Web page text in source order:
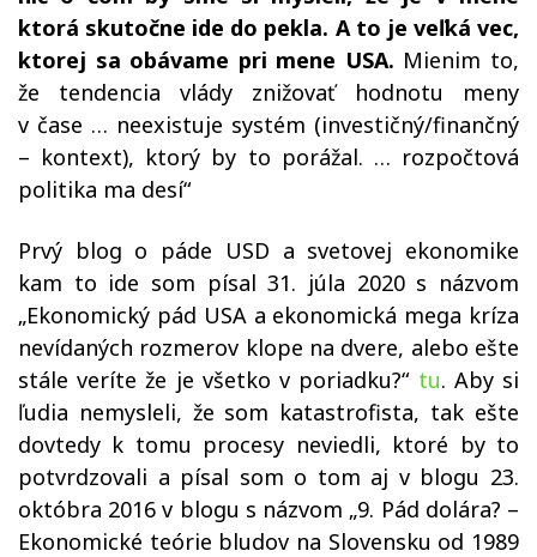
ktorá skutočne ide do pekla. A to je veľká vec,
ktorej sa obávame pri mene USA. Mienim to,
že tendencia vlády znižovať hodnotu meny
v čase … neexistuje systém (investičný/finančný
– kontext), ktorý by to porážal. … rozpočtová
politika ma desí“
Prvý blog o páde USD a svetovej ekonomike
kam to ide som písal 31. júla 2020 s názvom
„Ekonomický pád USA a ekonomická mega kríza
nevídaných rozmerov klope na dvere, alebo ešte
stále veríte že je všetko v poriadku?“ tu. Aby si
ľudia nemysleli, že som katastrofista, tak ešte
dovtedy k tomu procesy neviedli, ktoré by to
potvrdzovali a písal som o tom aj v blogu 23.
októbra 2016 v blogu s názvom „9. Pád dolára? –
Ekonomické teórie bludov na Slovensku od 1989